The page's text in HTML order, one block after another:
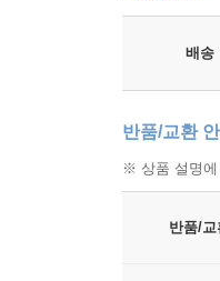
배송
반품/교환
※ 상품 설명에
반품/